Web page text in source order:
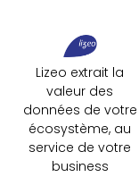
Lizeo extrait la
valeur des
données de votre
écosystème, au
service de votre
business